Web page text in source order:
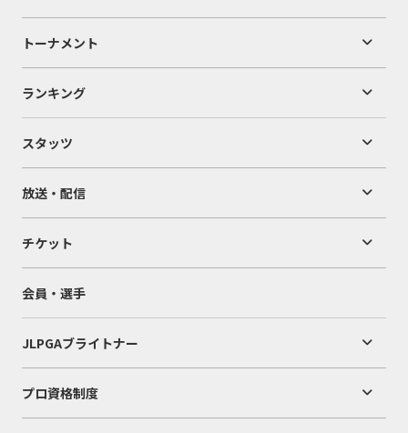
トーナメント
ランキング
スタッツ
放送・配信
チケット
会員・選手
JLPGAブライトナー
プロ資格制度